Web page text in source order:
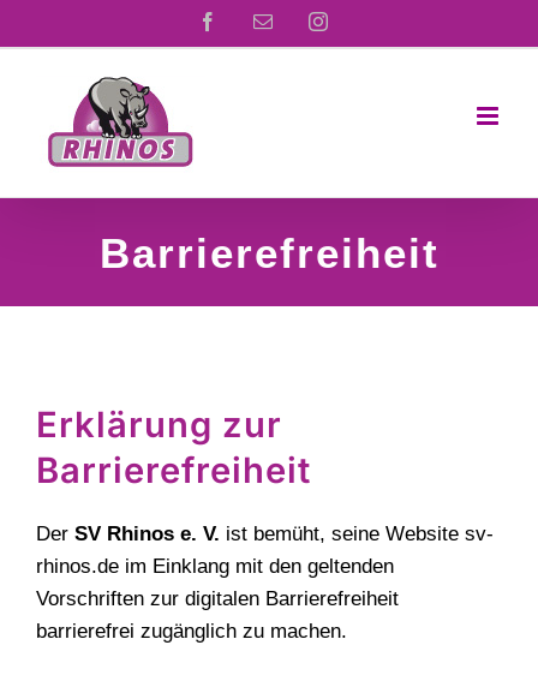
Inhalt
Facebook
E-
Instagram
Barrierefreiheit
Erklärung zur
Barrierefreiheit
Der SV Rhinos e. V. ist bemüht, seine Website sv-
rhinos.de im Einklang mit den geltenden
Vorschriften zur digitalen Barrierefreiheit
barrierefrei zugänglich zu machen.